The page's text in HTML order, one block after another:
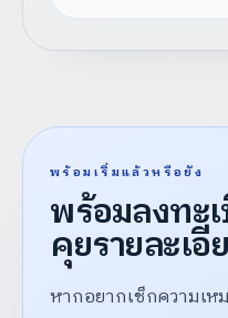
พร้อมเริ่มแล้วหรือยัง
พร้อมลงทะ
คุยรายละเ
หากอยากเช็กความเ